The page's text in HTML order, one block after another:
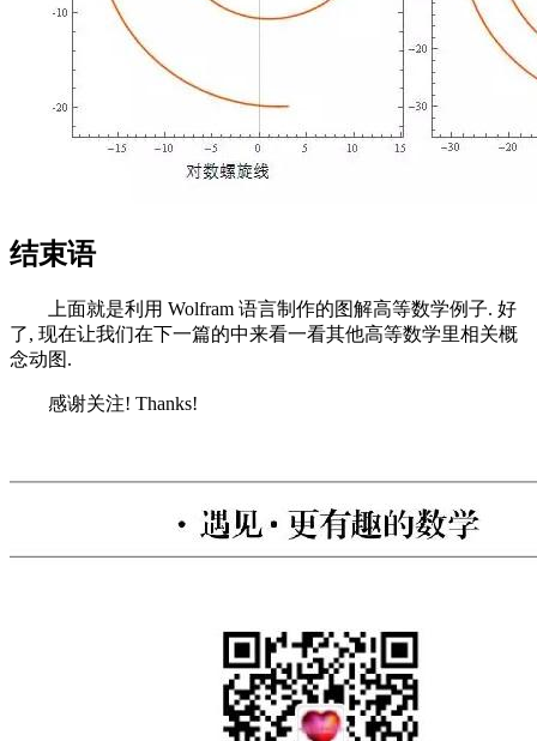
结束语
上面就是利用 Wolfram 语言制作的图解高等数学例子. 好
了, 现在让我们在下一篇的中来看一看其他高等数学里相关概
念动图.
感谢关注! Thanks!